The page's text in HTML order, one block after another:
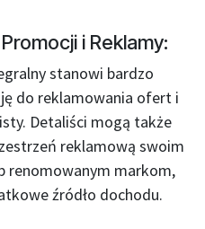
i Reklamy:
stanowi bardzo
do reklamowania ofert i
Detaliści mogą także
reklamową swoim
renomowanym markom,
źródło dochodu.